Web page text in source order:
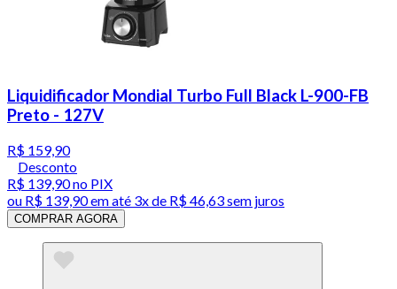
Liquidificador Mondial Turbo Full Black L-900-FB
Preto - 127V
R$ 159,90
Desconto
R$ 139,90no PIX
ou R$ 139,90em até 3x de R$ 46,63 sem juros
COMPRAR AGORA